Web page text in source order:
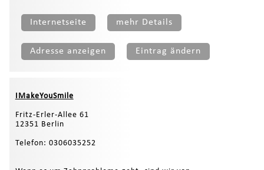
Internetseite mehr Details
Adresse anzeigen Eintrag ändern
IMakeYouSmile
Fritz-Erler-Allee 61
12351 Berlin
Telefon: 0306035252